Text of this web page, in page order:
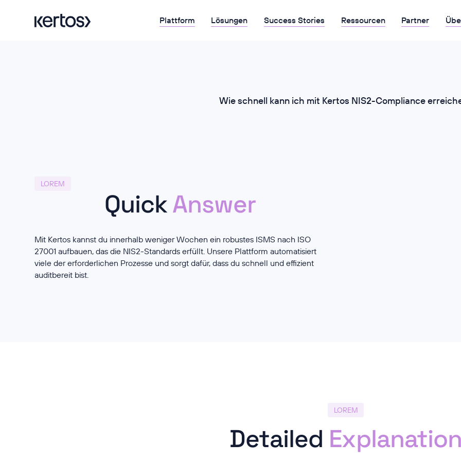
Plattform Lösungen Success Stories Ressourcen Partner
Wie schnell kann ich mit Kertos NIS2-Compliance
LOREM
QuickAnswer
Mit Kertos kannst du innerhalb weniger Wochen ein robustes ISMS nach ISO
27001 aufbauen, das die NIS2-Standards erfüllt. Unsere Plattform automatisiert
viele der erforderlichen Prozesse und sorgt dafür, dass du schnell und effizient
auditbereit bist.
LOREM
Detailed